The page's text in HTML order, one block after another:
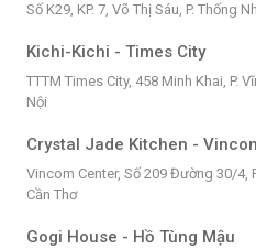
Số K29, KP. 7, Võ Thị Sáu, P. Thống
Kichi-Kichi - Times City
TTTM Times City, 458 Minh Khai, P.
Nội
Crystal Jade Kitchen -
Vincom Center, Số 209 Đường 30/4,
Cần Thơ
Gogi House - Hồ Tùng Mậu